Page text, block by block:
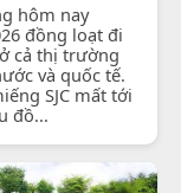
how-
hôm nay
đồng loạt đi
cả thị trường
và quốc tế.
SJC mất tới
đồ...